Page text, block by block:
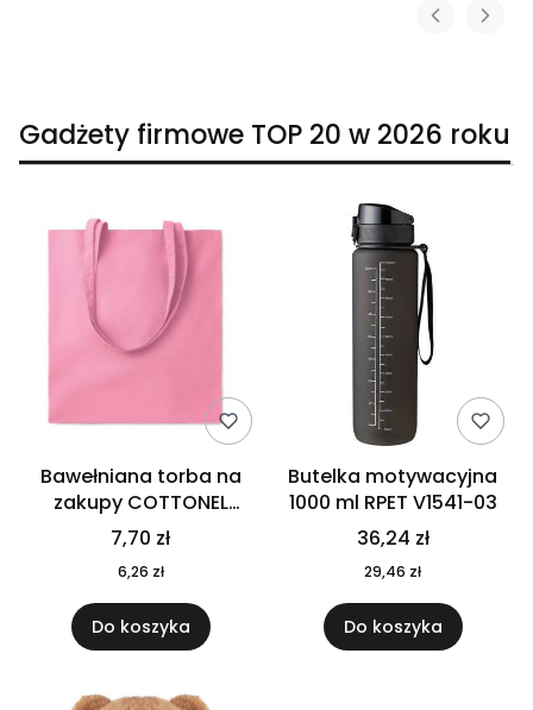
Gadżety firmowe TOP 20 w 2026 roku
Bawełniana torba na
zakupy COTTONEL
COLOUR++ MO9846-11
7,70 zł
6,26 zł
Do koszyka
Butelka motywacyjna
1000 ml RPET V1541-03
36,24 zł
29,46 zł
Do koszyka